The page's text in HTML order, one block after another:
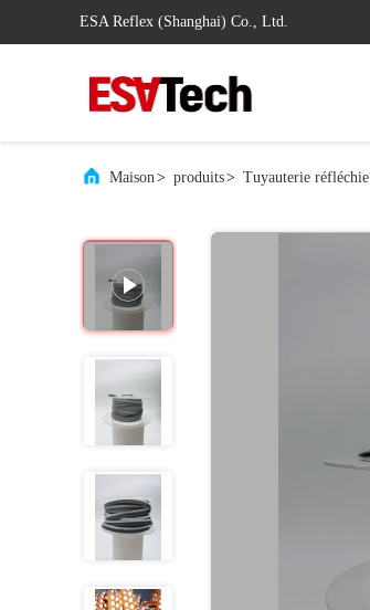
ESA Reflex (Shanghai) Co., Ltd.
Maison> produits> Tuyauterie réfléchie